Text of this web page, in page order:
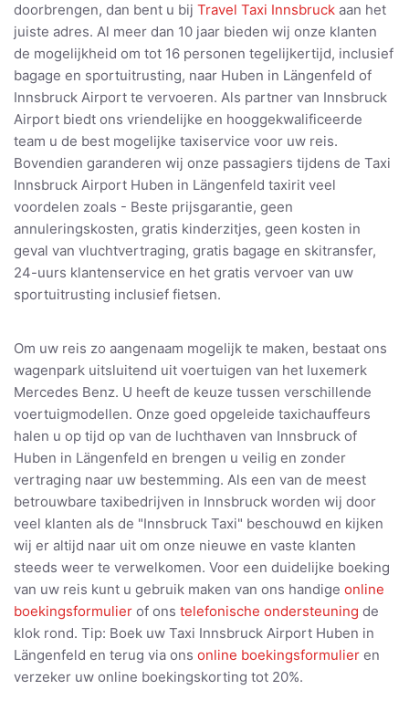
doorbrengen, dan bent u bij Travel Taxi Innsbruck aan het
juiste adres. Al meer dan 10 jaar bieden wij onze klanten
de mogelijkheid om tot 16 personen tegelijkertijd, inclusief
bagage en sportuitrusting, naar Huben in Längenfeld of
Innsbruck Airport te vervoeren. Als partner van Innsbruck
Airport biedt ons vriendelijke en hooggekwalificeerde
team u de best mogelijke taxiservice voor uw reis.
Bovendien garanderen wij onze passagiers tijdens de Taxi
Innsbruck Airport Huben in Längenfeld taxirit veel
voordelen zoals - Beste prijsgarantie, geen
annuleringskosten, gratis kinderzitjes, geen kosten in
geval van vluchtvertraging, gratis bagage en skitransfer,
24-uurs klantenservice en het gratis vervoer van uw
sportuitrusting inclusief fietsen.
Om uw reis zo aangenaam mogelijk te maken, bestaat ons
wagenpark uitsluitend uit voertuigen van het luxemerk
Mercedes Benz. U heeft de keuze tussen verschillende
voertuigmodellen. Onze goed opgeleide taxichauffeurs
halen u op tijd op van de luchthaven van Innsbruck of
Huben in Längenfeld en brengen u veilig en zonder
vertraging naar uw bestemming. Als een van de meest
betrouwbare taxibedrijven in Innsbruck worden wij door
veel klanten als de "Innsbruck Taxi" beschouwd en kijken
wij er altijd naar uit om onze nieuwe en vaste klanten
steeds weer te verwelkomen. Voor een duidelijke boeking
van uw reis kunt u gebruik maken van ons handige online
boekingsformulier of ons telefonische ondersteuning de
klok rond. Tip: Boek uw Taxi Innsbruck Airport Huben in
Längenfeld en terug via ons online boekingsformulier en
verzeker uw online boekingskorting tot 20%.